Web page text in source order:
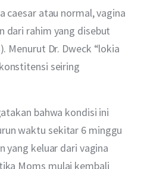
caesar atau normal, vagina
dari rahim yang disebut
Menurut Dr. Dweck “lokia
seiring
bahwa kondisi ini
waktu sekitar 6 minggu
yang keluar dari vagina
Moms mulai kembali